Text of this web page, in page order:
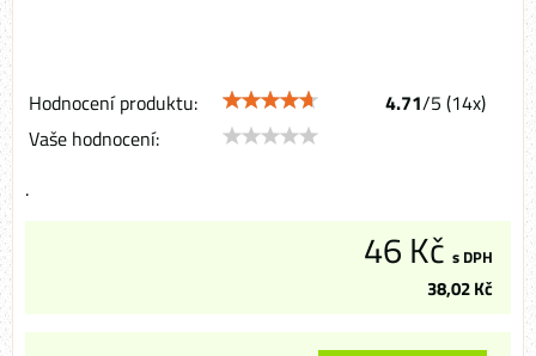
Hodnocení produktu: 4.71/5 (14x)
Vaše hodnocení:
.
46 Kč s DPH
38,02 Kč